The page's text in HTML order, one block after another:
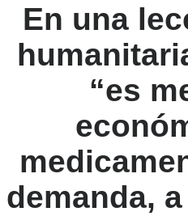
En una
“es
demanda,